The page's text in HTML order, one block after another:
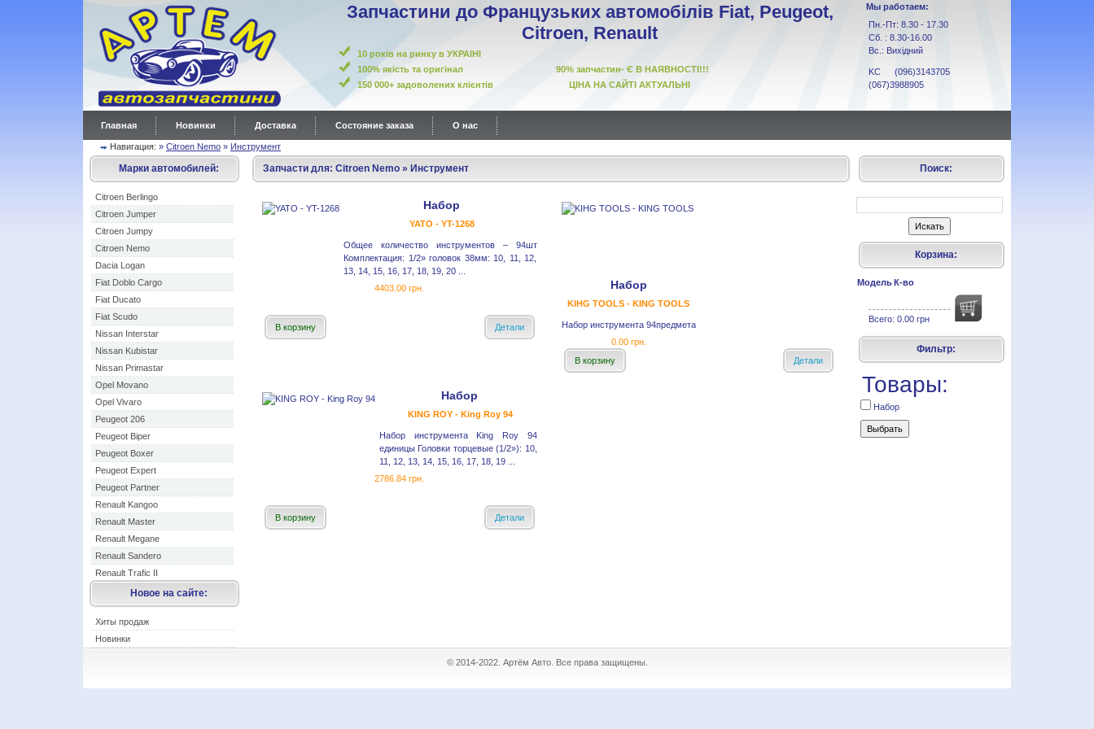
Запчастини до Французьких автомобілів Fiat, Peugeot,
Citroen, Renault
10 років на ринку в УКРАІНІ
100% якість та оригінал 90% запчастин- Є В НАЯВНОСТІ!!!
150 000+ задоволених клієнтів ЦІНА НА САЙТІ АКТУАЛЬНІ
Мы работаем:
Пн.-Пт: 8.30 - 17.30
Сб. : 8.30-16.00
Вс.: Вихідний
KC (096)3143705
(067)3988905
Главная Новинки Доставка Состояние заказа О нас
Навигация: » Citroen Nemo » Инструмент
Марки автомобилей:
Citroen Berlingo
Citroen Jumper
Citroen Jumpy
Citroen Nemo
Dacia Logan
Fiat Doblo Cargo
Fiat Ducato
Fiat Scudo
Nissan Interstar
Nissan Kubistar
Nissan Primastar
Opel Movano
Opel Vivaro
Peugeot 206
Peugeot Biper
Peugeot Boxer
Peugeot Expert
Peugeot Partner
Renault Kangoo
Renault Master
Renault Megane
Renault Sandero
Renault Trafic II
Новое на сайте:
Хиты продаж
Новинки
Запчасти для: Citroen Nemo » Инструмент
Набор
YATO - YT-1268
Общее количество инструментов – 94шт
Комплектация: 1/2» головок 38мм: 10, 11, 12,
13, 14, 15, 16, 17, 18, 19, 20 ...
4403.00 грн.
В корзину Детали
Набор
KIHG TOOLS - KING TOOLS
Набор инструмента 94предмета
0.00 грн.
В корзину
Детали
Набор
KING ROY - King Roy 94
Набор инструмента King Roy 94
единицы Головки торцевые (1/2»): 10,
11, 12, 13, 14, 15, 16, 17, 18, 19 ...
2786.84 грн.
В корзину Детали
Поиск:
Корзина:
МодельК-во
Всего: 0.00 грн
Фильтр:
Товары:
Набор
© 2014-2022. Артём Авто. Все права защищены.